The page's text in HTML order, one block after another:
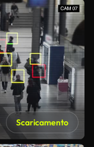
Scaricamento